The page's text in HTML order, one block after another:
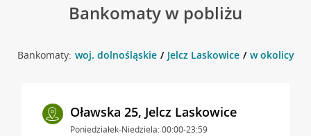
Bankomaty w pobliżu
Bankomaty: woj. dolnośląskie Jelcz Laskowice w okolicy ul.
Oławska 25, Jelcz Laskowice
Poniedziałek-Niedziela: 00:00-23:59